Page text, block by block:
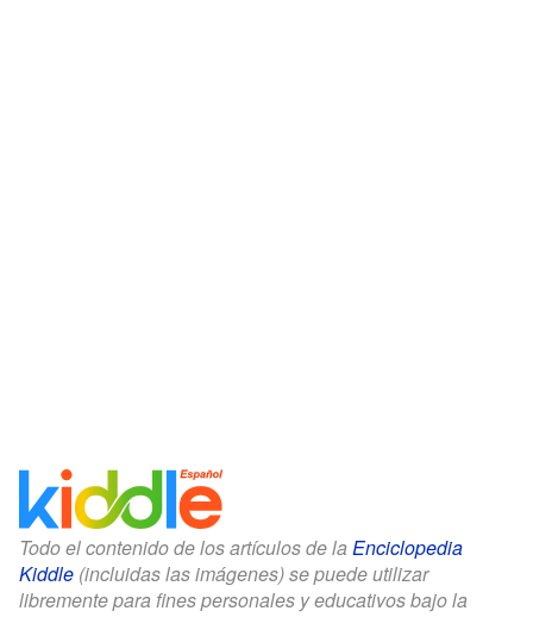
Todo el contenido de los artículos de la Enciclopedia
Kiddle (incluidas las imágenes) se puede utilizar
libremente para fines personales y educativos bajo la